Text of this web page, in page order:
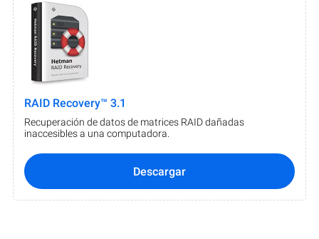
RAID Recovery™ 3.1
Recuperación de datos de matrices RAID dañadas
inaccesibles a una computadora.
Descargar